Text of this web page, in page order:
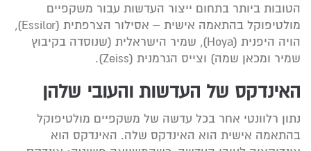
הטובות ביותר בתחום ייצור העדשות עבור משקפיים
מולטיפוקל בהתאמה אישית – אסילור הצרפתית (Essilor),
הויה היפנית (Hoya), שמיר הישראלית (שנוסדה בקיבוץ
שמיר ומכאן שמה) וצייס הגרמנית (Zeiss).
האינדקס של העדשות והעובי שלהן
נתון רלוונטי אחר בכל עדשה של משקפיים מולטיפוקל
בהתאמה אישית הוא האינדקס שלה. האינדקס הוא